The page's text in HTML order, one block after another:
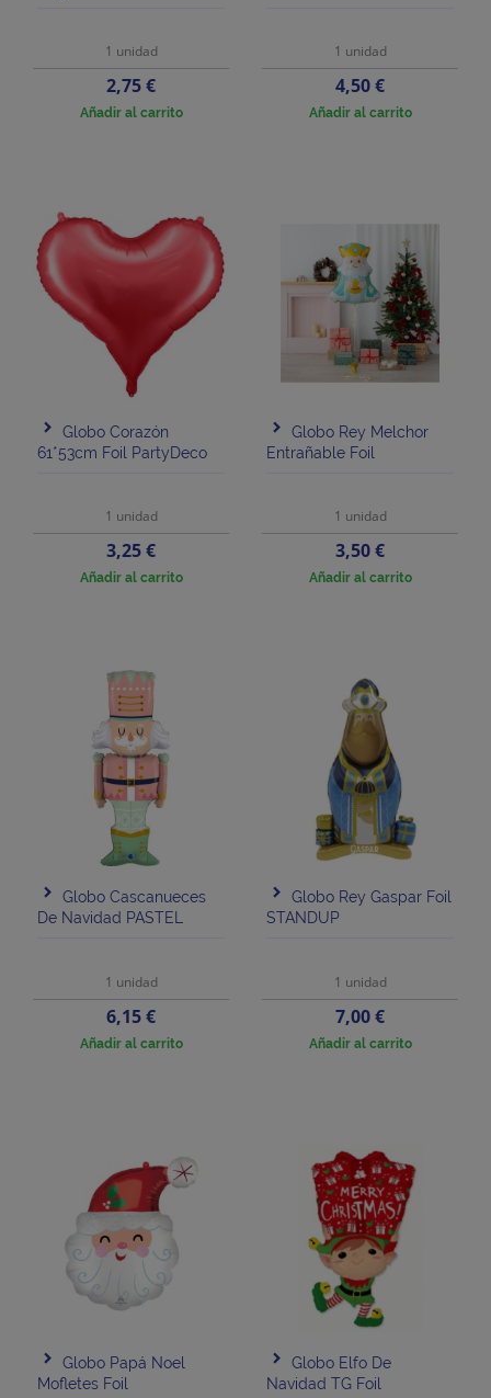
1 unidad
Precio
2,75 €
Añadir al carrito
1 unidad
Precio
4,50 €
Añadir al carrito
Globo Corazón
61*53cm Foil PartyDeco
1 unidad
Precio
3,25 €
Añadir al carrito
Globo Rey Melchor
Entrañable Foil
1 unidad
Precio
3,50 €
Añadir al carrito
Globo Cascanueces
De Navidad PASTEL
1 unidad
Precio
6,15 €
Añadir al carrito
Globo Rey Gaspar Foil
STANDUP
1 unidad
Precio
7,00 €
Añadir al carrito
Globo Papá Noel
Mofletes Foil
Globo Elfo De
Navidad TG Foil